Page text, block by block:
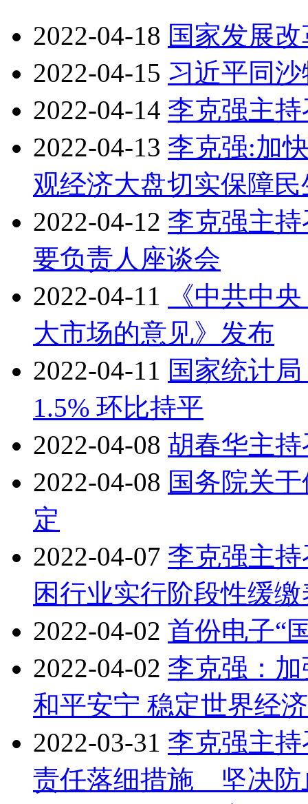
2022-04-18 国家发展
2022-04-15 习近平同
2022-04-14 李克强主
2022-04-13 李克强:加
观经济大盘切实保障民
2022-04-12 李克强主
要负责人座谈会
2022-04-11
《中共中
大市场的意见》发布
2022-04-11 国家统计
1.5% 环比持平
2022-04-08 胡春华主
2022-04-08 国务院关
定
2022-04-07 李克强主
困行业实行阶段性缓
2022-04-02 首份电子“
2022-04-02 李克强：
和平安宁 稳定世界经济
2022-03-31 李克强主
责任落细措施 坚决防